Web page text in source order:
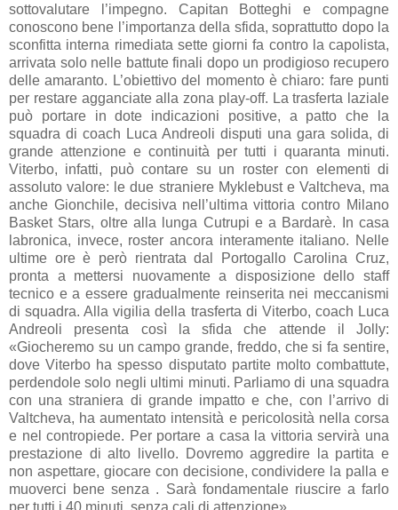
sottovalutare l’impegno. Capitan Botteghi e compagne
conoscono bene l’importanza della sfida, soprattutto dopo la
sconfitta interna rimediata sette giorni fa contro la capolista,
arrivata solo nelle battute finali dopo un prodigioso recupero
delle amaranto. L’obiettivo del momento è chiaro: fare punti
per restare agganciate alla zona play-off. La trasferta laziale
può portare in dote indicazioni positive, a patto che la
squadra di coach Luca Andreoli disputi una gara solida, di
grande attenzione e continuità per tutti i quaranta minuti.
Viterbo, infatti, può contare su un roster con elementi di
assoluto valore: le due straniere Myklebust e Valtcheva, ma
anche Gionchile, decisiva nell’ultima vittoria contro Milano
Basket Stars, oltre alla lunga Cutrupi e a Bardarè. In casa
labronica, invece, roster ancora interamente italiano. Nelle
ultime ore è però rientrata dal Portogallo Carolina Cruz,
pronta a mettersi nuovamente a disposizione dello staff
tecnico e a essere gradualmente reinserita nei meccanismi
di squadra. Alla vigilia della trasferta di Viterbo, coach Luca
Andreoli presenta così la sfida che attende il Jolly:
«Giocheremo su un campo grande, freddo, che si fa sentire,
dove Viterbo ha spesso disputato partite molto combattute,
perdendole solo negli ultimi minuti. Parliamo di una squadra
con una straniera di grande impatto e che, con l’arrivo di
Valtcheva, ha aumentato intensità e pericolosità nella corsa
e nel contropiede. Per portare a casa la vittoria servirà una
prestazione di alto livello. Dovremo aggredire la partita e
non aspettare, giocare con decisione, condividere la palla e
muoverci bene senza . Sarà fondamentale riuscire a farlo
per tutti i 40 minuti, senza cali di attenzione».